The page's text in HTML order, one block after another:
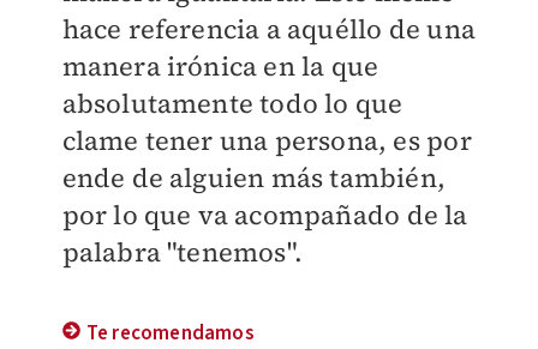
hace referencia a aquéllo de una
manera irónica en la que
absolutamente todo lo que
clame tener una persona, es por
ende de alguien más también,
por lo que va acompañado de la
palabra "tenemos".
Te recomendamos